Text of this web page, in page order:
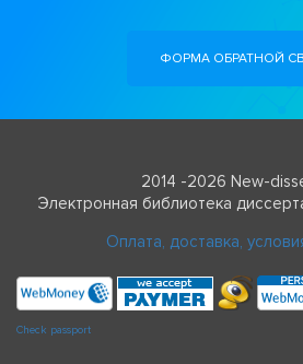
ФОРМА ОБРАТНОЙ
2014 -2026 New-
Электронная библиотека
Оплата, доставка,
Check passport